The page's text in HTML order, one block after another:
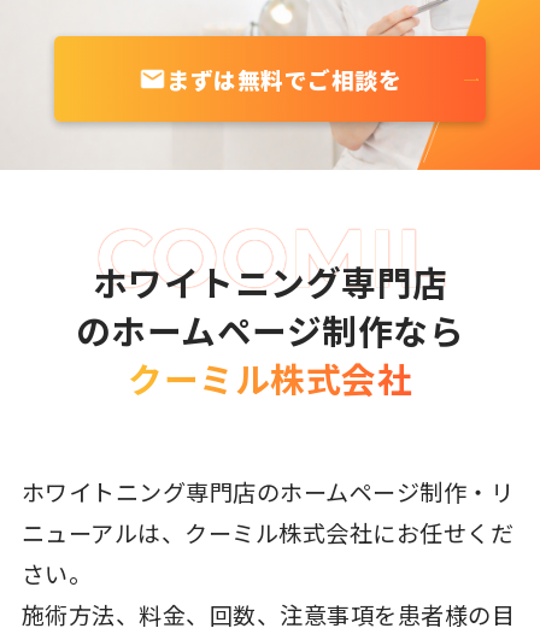
まずは無料でご相談を
ホワイトニング専門店
のホームページ制作なら
クーミル株式会社
ホワイトニング専門店のホームページ制作・リ
ニューアルは、クーミル株式会社にお任せくだ
さい。
施術方法、料金、回数、注意事項を患者様の目